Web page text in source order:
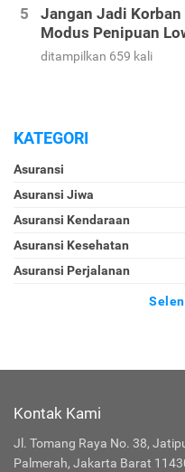
Jangan Jadi
Modus Penipuan
ditampilkan 659 kali
KATEGORI
Asuransi
Asuransi Jiwa
Asuransi Kendaraan
Asuransi Kesehatan
Asuransi Perjalanan
Kontak Kami
Jl. Tomang Raya No. 38,
Palmerah, Jakarta Barat